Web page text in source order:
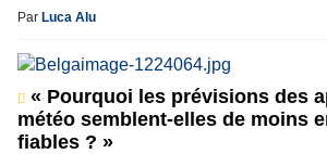
Par Luca Alu
« Pourquoi les prévisions des
météo semblent-elles de moins
fiables ? »